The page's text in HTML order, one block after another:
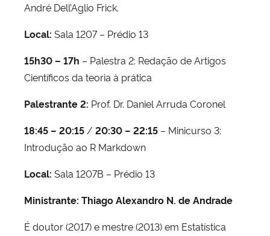
André Dell’Aglio Frick.
Local: Sala 1207 – Prédio 13
15h30 – 17h – Palestra 2: Redação de Artigos
Científicos da teoria à prática
Palestrante 2: Prof. Dr. Daniel Arruda Coronel
18:45 – 20:15 / 20:30 – 22:15 – Minicurso 3:
Introdução ao R Markdown
Local: Sala 1207B – Prédio 13
Ministrante: Thiago Alexandro N. de Andrade
É doutor (2017) e mestre (2013) em Estatística